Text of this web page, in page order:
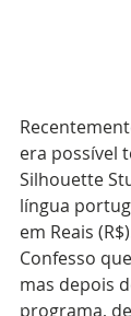
era possível
Silhouette
língua
em Reais
Confesso
mas depois
programa,